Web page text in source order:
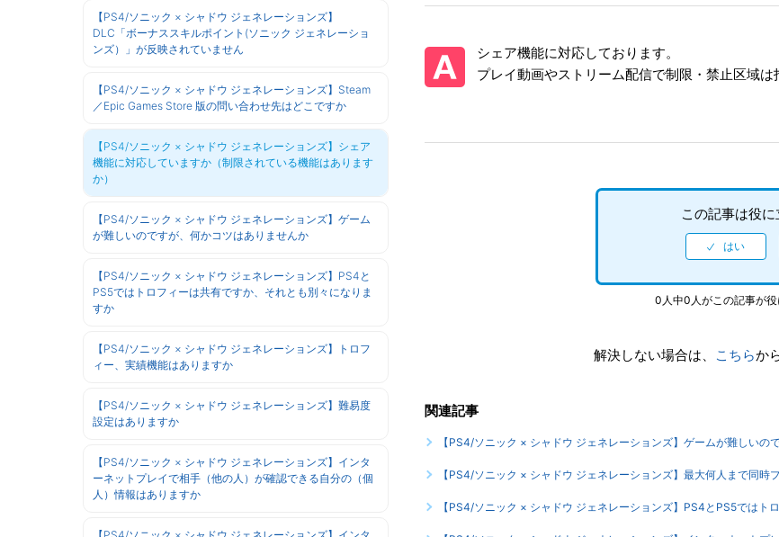
【PS4/ソニック × シャドウ ジェネレーションズ】
DLC「ボーナススキルポイント(ソニック ジェネレーショ
ンズ）」が反映されていません
【PS4/ソニック × シャドウ ジェネレーションズ】Steam
／Epic Games Store 版の問い合わせ先はどこですか
【PS4/ソニック × シャドウ ジェネレーションズ】シェア
機能に対応していますか（制限されている機能はあります
か）
【PS4/ソニック × シャドウ ジェネレーションズ】ゲーム
が難しいのですが、何かコツはありませんか
【PS4/ソニック × シャドウ ジェネレーションズ】PS4と
PS5ではトロフィーは共有ですか、それとも別々になりま
すか
【PS4/ソニック × シャドウ ジェネレーションズ】トロフ
ィー、実績機能はありますか
【PS4/ソニック × シャドウ ジェネレーションズ】難易度
設定はありますか
【PS4/ソニック × シャドウ ジェネレーションズ】インタ
ーネットプレイで相手（他の人）が確認できる自分の（個
人）情報はありますか
シェア機能に対応しております。
プレイ動画やストリーム配信で制限・禁止区域は
この記事は役
0人中0人がこの記事が
解決しない場合は、 こちらか
関連記事
【PS4/ソニック × シャドウ ジェネレーションズ】ゲームが難しいの
【PS4/ソニック × シャドウ ジェネレーションズ】最大何人まで同時
【PS4/ソニック × シャドウ ジェネレーションズ】PS4とPS5ではト